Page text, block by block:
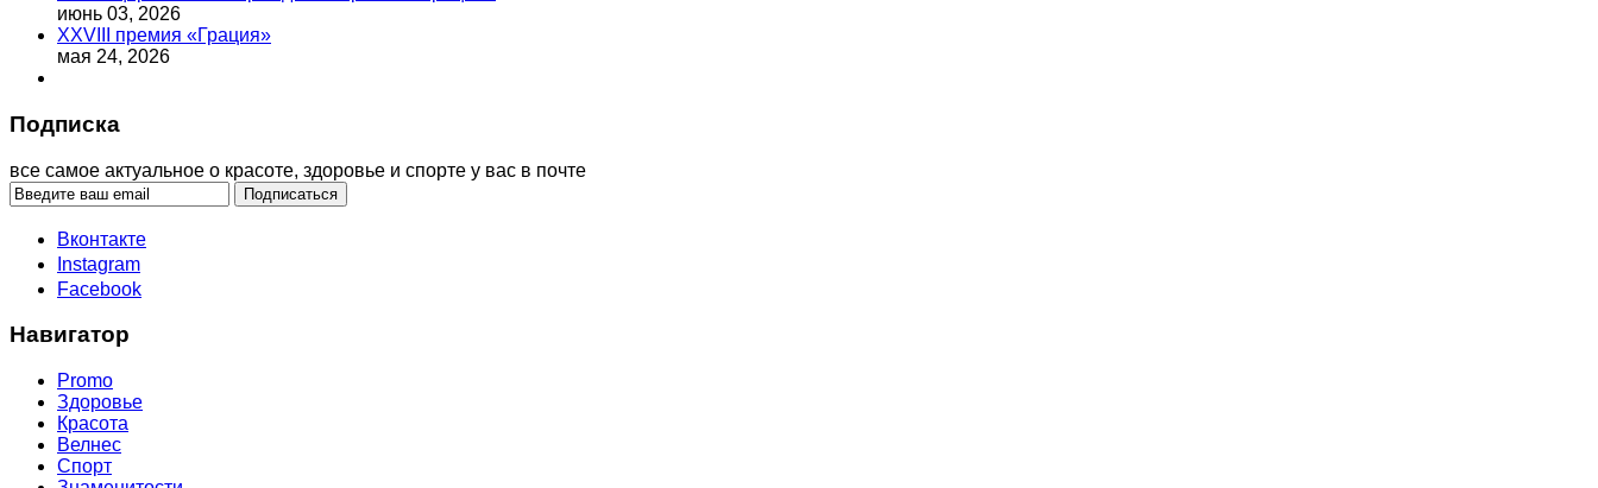
июнь 03, 2026
XXVIII премия «Грация»
мая 24, 2026
Подписка
все самое актуальное о красоте, здоровье и спорте у вас в почте
Вконтакте
Instagram
Facebook
Навигатор
Promo
Здоровье
Красота
Велнес
Спорт